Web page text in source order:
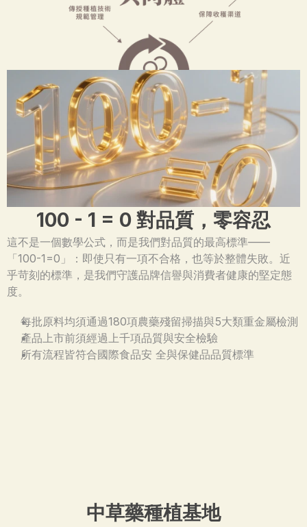
100 - 1 = 0 對品質，零容忍
這不是一個數學公式，而是我們對品質的最高標準——
「100-1=0」：即使只有一項不合格，也等於整體失敗。近
乎苛刻的標準，是我們守護品牌信譽與消費者健康的堅定態
度。
每批原料均須通過180項農藥殘留掃描與5大類重金屬檢測
產品上市前須經過上千項品質與安全檢驗
所有流程皆符合國際食品安 全與保健品品質標準
中草藥種植基地